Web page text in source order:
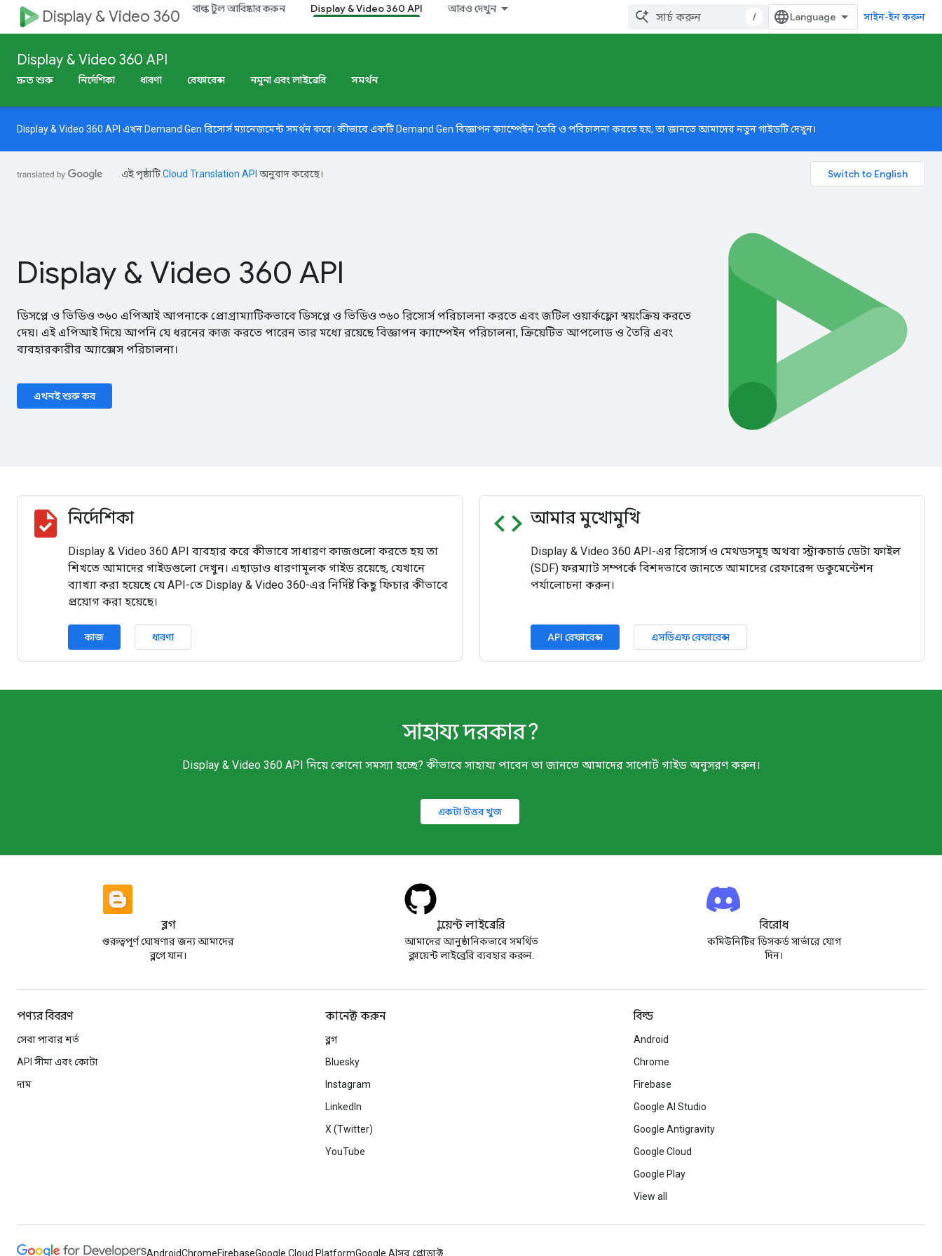
Display & Video 360 বাল্ক টুল আবিষ্কার করুন Display & Video 360 API আরও দেখুন
/ সাইন-ইন করুন
Display & Video 360 API
দ্রুত শুরু নির্দেশিকা ধারণা রেফারেন্স নমুনা এবং লাইব্রেরি সমর্থন
Display & Video 360 API এখন Demand Gen রিসোর্স ম্যানেজমেন্ট সমর্থন করে। কীভাবে একটি Demand Gen বিজ্ঞাপন ক্যাম্পেইন তৈরি ও পরিচালনা করতে হয়, তা জানতে আমাদেরনতুন গাইডটিদেখুন।
এই পৃষ্ঠাটিCloud Translation API অনুবাদ করেছে।
Display & Video 360 API
ডিসপ্লে ও ভিডিও ৩৬০ এপিআই আপনাকে প্রোগ্রাম্যাটিকভাবে ডিসপ্লে ও ভিডিও ৩৬০ রিসোর্স পরিচালনা করতে এবং জটিল ওয়ার্কফ্লো স্বয়ংক্রিয় করতে
দেয়। এই এপিআই দিয়ে আপনি যে ধরনের কাজ করতে পারেন তার মধ্যে রয়েছে বিজ্ঞাপন ক্যাম্পেইন পরিচালনা, ক্রিয়েটিভ আপলোড ও তৈরি এবং
ব্যবহারকারীর অ্যাক্সেস পরিচালনা।
এখনই শুরু কর
task নির্দেশিকা
Display & Video 360 API ব্যবহার করে কীভাবে সাধারণ কাজগুলো করতে হয় তা
শিখতে আমাদের গাইডগুলো দেখুন। এছাড়াও ধারণামূলক গাইড রয়েছে, যেখানে
ব্যাখ্যা করা হয়েছে যে API-তে Display & Video 360-এর নির্দিষ্ট কিছু ফিচার কীভাবে
প্রয়োগ করা হয়েছে।
কাজ ধারণা
code আমার মুখোমুখি
Display & Video 360 API-এর রিসোর্স ও মেথডসমূহ অথবা স্ট্রাকচার্ড ডেটা ফাইল
(SDF) ফরম্যাট সম্পর্কে বিশদভাবে জানতে আমাদের রেফারেন্স ডকুমেন্টেশন
পর্যালোচনা করুন।
API রেফারেন্স এসডিএফ রেফারেন্স
সাহায্য দরকার?
Display & Video 360 API নিয়ে কোনো সমস্যা হচ্ছে? কীভাবে সাহায্য পাবেন তা জানতে আমাদের সাপোর্ট গাইড অনুসরণ করুন।
একটা উত্তর খুজ
ব্লগ
গুরুত্বপূর্ণ ঘোষণার জন্য আমাদের
ব্লগে যান।
ক্লায়েন্ট লাইব্রেরি
আমাদের আনুষ্ঠানিকভাবে সমর্থিত
ক্লায়েন্ট লাইব্রেরি ব্যবহার করুন.
বিরোধ
কমিউনিটির ডিসকর্ড সার্ভারে যোগ
দিন।
পণ্যর বিবরণ
সেবা পাবার শর্ত
API সীমা এবং কোটা
দাম
কানেক্ট করুন
ব্লগ
Bluesky
Instagram
LinkedIn
X (Twitter)
YouTube
বিল্ড
Android
Chrome
Firebase
Google AI Studio
Google Antigravity
Google Cloud
Google Play
View all
AndroidChromeFirebaseGoogle Cloud PlatformGoogle AI সব প্রোডাক্ট